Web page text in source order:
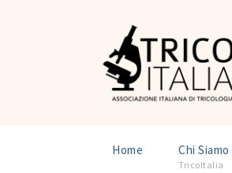
Home Chi Siamo
TricoItalia